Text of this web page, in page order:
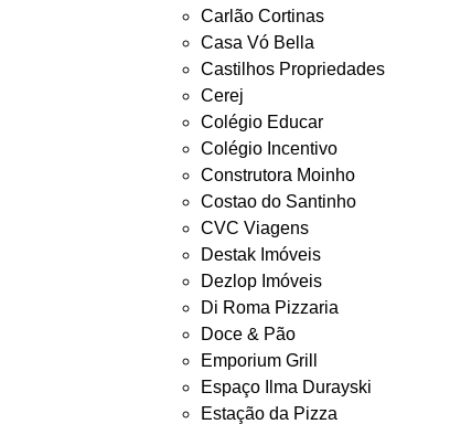
Carlão Cortinas
Casa Vó Bella
Castilhos Propriedades
Cerej
Colégio Educar
Colégio Incentivo
Construtora Moinho
Costao do Santinho
CVC Viagens
Destak Imóveis
Dezlop Imóveis
Di Roma Pizzaria
Doce & Pão
Emporium Grill
Espaço Ilma Durayski
Estação da Pizza